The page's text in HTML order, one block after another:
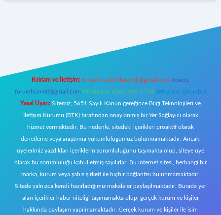
Reklam ve İletişim: E-mail: backlinkpaneli@gmail.com Teams:
forumhizmeti@gmail.com Whatsapp: 0262 606 0 726 Telegram: @karabul
Yasal Uyarı: Sitemiz, 5651 Sayılı Kanun gereğince Bilgi Teknolojileri ve
İletişim Kurumu (BTK) tarafından onaylanmış bir Yer Sağlayıcı olarak
hizmet vermektedir. Bu nedenle, sitedeki içerikleri proaktif olarak
denetleme veya araştırma yükümlülüğümüz bulunmamaktadır. Ancak,
üyelerimiz yazdıkları içeriklerin sorumluluğunu taşımakta olup, siteye üye
olarak bu sorumluluğu kabul etmiş sayılırlar. Bu internet sitesi, herhangi bir
marka, kurum veya şahıs şirketi ile hiçbir bağlantısı bulunmamaktadır.
Sitede yalnızca kendi hazırladığımız makaleler paylaşılmaktadır. Burada yer
alan içerikler haber niteliği taşımamakta olup, gerçek kurum ve kişiler
hakkında paylaşım yapılmamaktadır. Gerçek kurum ve kişiler ile isim